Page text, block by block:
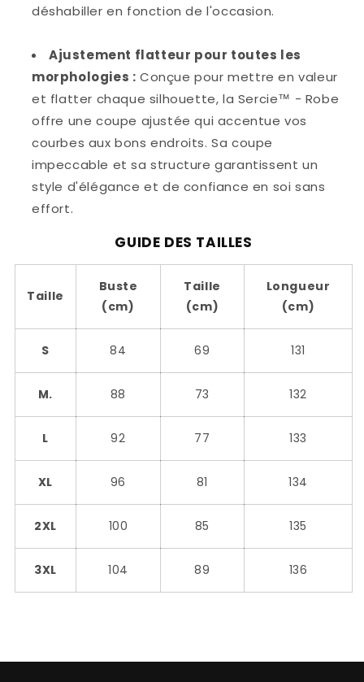
déshabiller en fonction de l'occasion.
Ajustement flatteur pour toutes les
morphologies : Conçue pour mettre en valeur
et flatter chaque silhouette, la Sercie™ - Robe
offre une coupe ajustée qui accentue vos
courbes aux bons endroits. Sa coupe
impeccable et sa structure garantissent un
style d'élégance et de confiance en soi sans
effort.
GUIDE DES TAILLES
Taille
Buste
(cm)
Taille
(cm)
Longueur
(cm)
S 84 69 131
M. 88 73 132
L 92 77 133
XL 96 81 134
2XL 100 85 135
3XL 104 89 136